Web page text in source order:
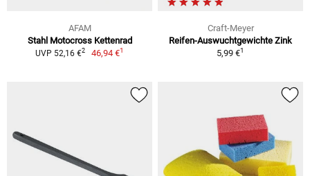
AFAM
Stahl Motocross Kettenrad
UVP 52,16 €2 46,94 €1
Craft-Meyer
Reifen-Auswuchtgewichte Zink
5,99 €1